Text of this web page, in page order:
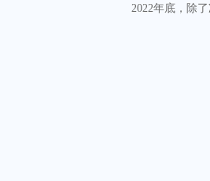
2022年底，除了